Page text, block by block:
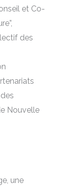
et Co-
des
Nouvelle
une